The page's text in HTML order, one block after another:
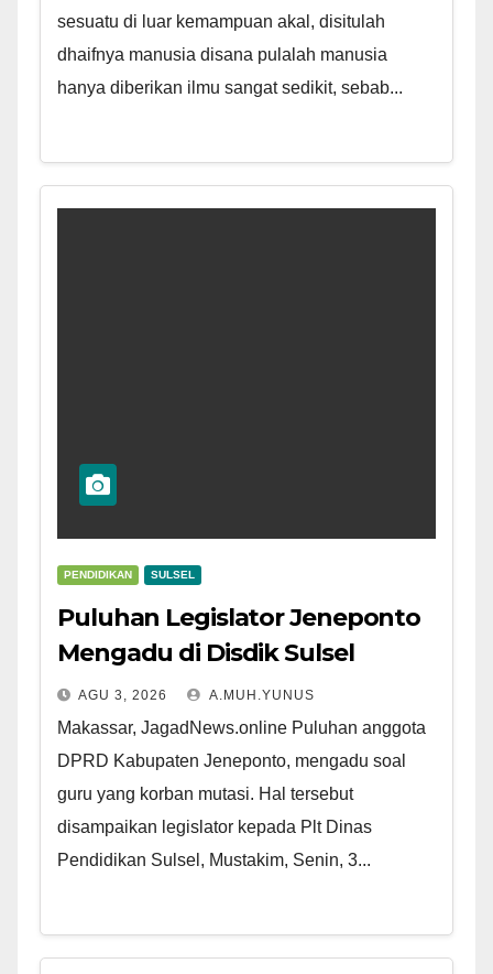
sesuatu di luar kemampuan akal, disitulah
dhaifnya manusia disana pulalah manusia
hanya diberikan ilmu sangat sedikit, sebab...
PENDIDIKAN SULSEL
Puluhan Legislator Jeneponto
Mengadu di Disdik Sulsel
AGU 3, 2026 A.MUH.YUNUS
Makassar, JagadNews.online Puluhan anggota
DPRD Kabupaten Jeneponto, mengadu soal
guru yang korban mutasi. Hal tersebut
disampaikan legislator kepada Plt Dinas
Pendidikan Sulsel, Mustakim, Senin, 3...